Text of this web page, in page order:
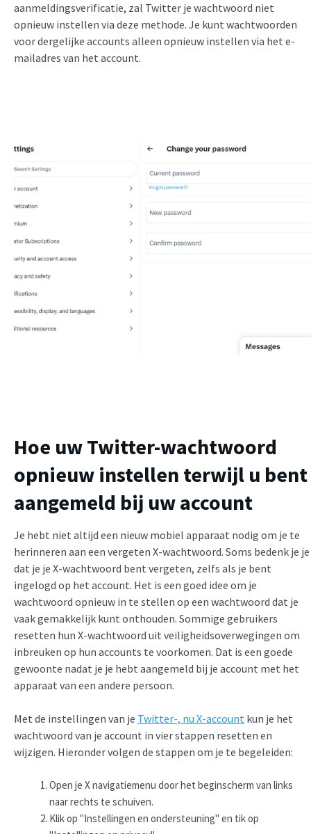
aanmeldingsverificatie, zal Twitter je wachtwoord niet
opnieuw instellen via deze methode. Je kunt wachtwoorden
voor dergelijke accounts alleen opnieuw instellen via het e-
mailadres van het account.
Hoe uw Twitter-wachtwoord
opnieuw instellen terwijl u bent
aangemeld bij uw account
Je hebt niet altijd een nieuw mobiel apparaat nodig om je te
herinneren aan een vergeten X-wachtwoord. Soms bedenk je je
dat je je X-wachtwoord bent vergeten, zelfs als je bent
ingelogd op het account. Het is een goed idee om je
wachtwoord opnieuw in te stellen op een wachtwoord dat je
vaak gemakkelijk kunt onthouden. Sommige gebruikers
resetten hun X-wachtwoord uit veiligheidsoverwegingen om
inbreuken op hun accounts te voorkomen. Dat is een goede
gewoonte nadat je je hebt aangemeld bij je account met het
apparaat van een andere persoon.
Met de instellingen van je Twitter-, nu X-account kun je het
wachtwoord van je account in vier stappen resetten en
wijzigen. Hieronder volgen de stappen om je te begeleiden:
Open je X navigatiemenu door het beginscherm van links
naar rechts te schuiven.
Klik op "Instellingen en ondersteuning" en tik op